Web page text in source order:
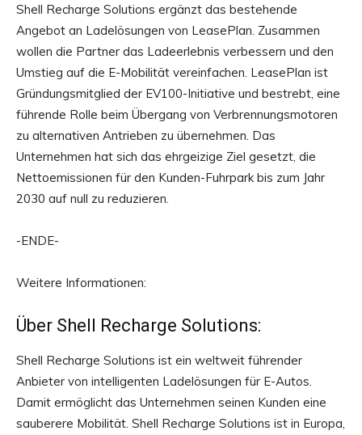
Shell Recharge Solutions ergänzt das bestehende
Angebot an Ladelösungen von LeasePlan. Zusammen
wollen die Partner das Ladeerlebnis verbessern und den
Umstieg auf die E-Mobilität vereinfachen. LeasePlan ist
Gründungsmitglied der EV100-Initiative und bestrebt, eine
führende Rolle beim Übergang von Verbrennungsmotoren
zu alternativen Antrieben zu übernehmen. Das
Unternehmen hat sich das ehrgeizige Ziel gesetzt, die
Nettoemissionen für den Kunden-Fuhrpark bis zum Jahr
2030 auf null zu reduzieren.
-ENDE-
Weitere Informationen:
Über Shell Recharge Solutions:
Shell Recharge Solutions ist ein weltweit führender
Anbieter von intelligenten Ladelösungen für E-Autos.
Damit ermöglicht das Unternehmen seinen Kunden eine
sauberere Mobilität. Shell Recharge Solutions ist in Europa,